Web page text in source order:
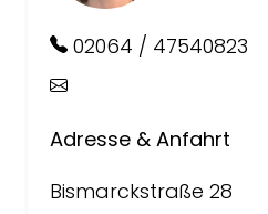
02064 / 47540823
Adresse & Anfahrt
Bismarckstraße 28